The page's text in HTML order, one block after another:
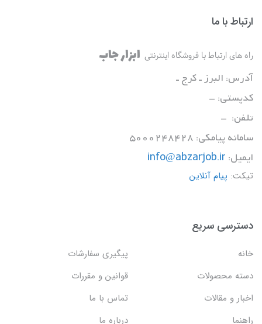
ارتباط با ما
راه های ارتباط با فروشگاه اینترنتی ابزار جاب
آدرس: البرز ـ کرج ـ
کدپستی: -
تلفن: -
سامانه پیامکی: 5000248428
ایمیل: info@abzarjob.ir
تیکت: پیام آنلاین
دسترسی سریع
خانه
پیگیری سفارشات
دسته محصولات
قوانین و مقررات
اخبار و مقالات
تماس با ما
راهنما
درباره ما